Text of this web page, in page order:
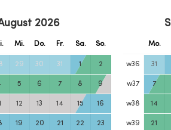
2026
Mi. Do. Fr. Sa. So.
29 30 31 1 2
5 6 7 8 9
12 13 14 15 16
19 20 21 22 23
Mo.
w36 31
w37 7
w38 14
w39 21